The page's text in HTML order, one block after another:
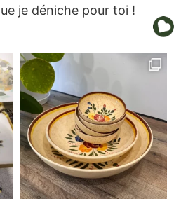
je déniche pour toi !